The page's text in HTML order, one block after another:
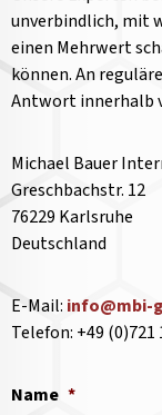
unverbindlich, mit
einen Mehrwert
können. An
Antwort innerhalb
Michael Bauer
Greschbachstr. 12
76229 Karlsruhe
Deutschland
E-Mail: info@mbi-
Telefon: +49 (0)721
Name *